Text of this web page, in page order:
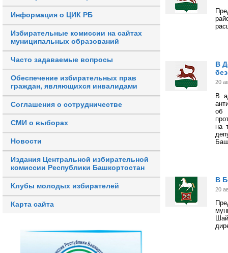
Информация о ЦИК РБ
Избирательные комиссии на сайтах
муниципальных образований
Часто задаваемые вопросы
Обеспечение избирательных прав
граждан, являющихся инвалидами
Соглашения о сотрудничестве
СМИ о выборах
Новости
Издания Центральной избирательной
комиссии Республики Башкортостан
Клубы молодых избирателей
Карта сайта
В
20
В
об
на
В
20